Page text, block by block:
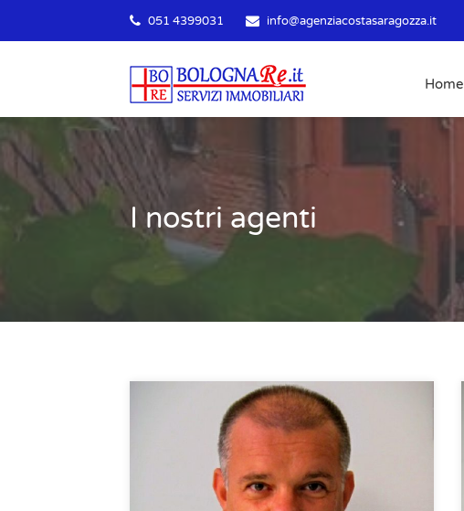
051 4399031 info@agenziacostasaragozza.it
Home
I nostri agenti